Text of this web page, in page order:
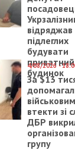
відряджав
підлеглих
будувати
приватний
будинок
4/08/2026 -
За $13
військовим
втекти зі
ДБР
групу